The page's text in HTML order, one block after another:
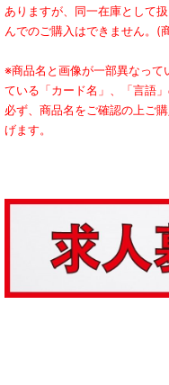
ありますが、同一在庫として
んでのご購入はできません。(
※商品名と画像が一部異なっ
ている「カード名」、「言語
必ず、商品名をご確認の上ご
げます。